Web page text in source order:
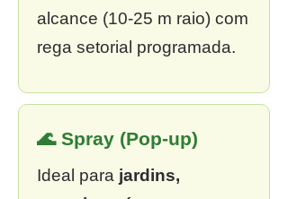
alcance (10-25 m raio) com
rega setorial programada.
🌊 Spray (Pop-up)
Ideal para jardins,